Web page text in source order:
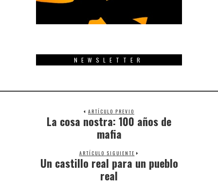
NEWSLETTER
ARTÍCULO PREVIO
Previous
post:
La cosa nostra: 100 años de
mafia
ARTÍCULO SIGUIENTE
Next
post:
Un castillo real para un pueblo
real